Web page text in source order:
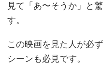
見て「あ〜そうか」と
す。
この映画を見た人が必
シーンも必見です。